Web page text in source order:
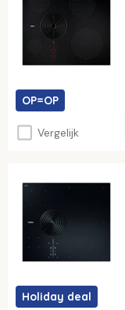
OP=OP
Vergelijk
Holiday deal